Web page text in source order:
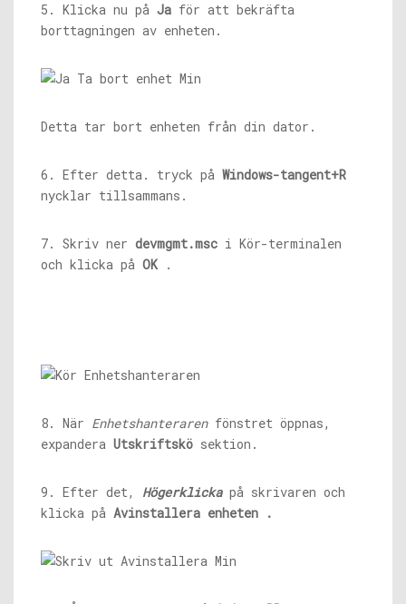
5. Klicka nu på Ja för att bekräfta
borttagningen av enheten.
Detta tar bort enheten från din dator.
6. Efter detta. tryck på Windows-tangent+R
nycklar tillsammans.
7. Skriv ner devmgmt.msc i Kör-terminalen
och klicka på OK.
8. När Enhetshanterarenfönstret öppnas,
expandera Utskriftskö sektion.
9. Efter det, Högerklicka på skrivaren och
klicka på Avinstallera enheten .